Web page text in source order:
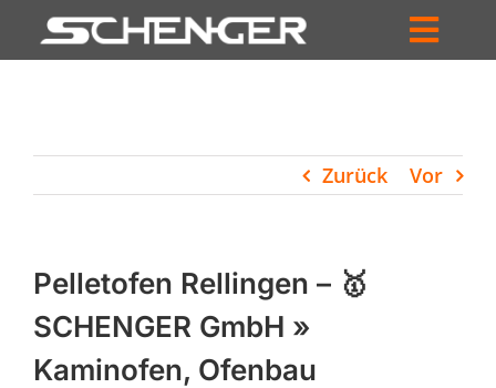
Inhalt
HÄNDLERSUCHE
UNTERNEHMEN
PROFIL
Zurück Vor
Pelletofen Rellingen – 🥇
SCHENGER GmbH »
Kaminofen, Ofenbau